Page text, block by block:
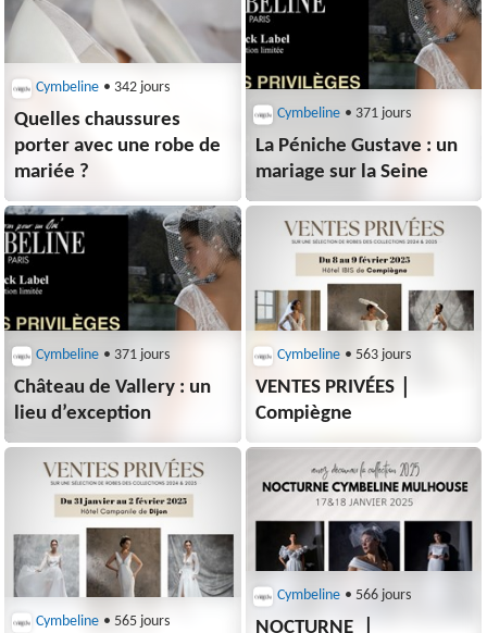
Cymbeline • 342 jours
Quelles chaussures
porter avec une robe de
mariée ?
Cymbeline • 371 jours
La Péniche Gustave : un
mariage sur la Seine
Cymbeline • 371 jours
Château de Vallery : un
lieu d’exception
Cymbeline • 563 jours
VENTES PRIVÉES｜
Compiègne
Cymbeline • 565 jours
Cymbeline • 566 jours
NOCTURNE ｜